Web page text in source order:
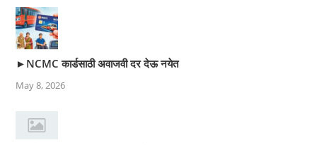
►NCMC कार्डसाठी अवाजवी दर देऊ नयेत
May 8, 2026